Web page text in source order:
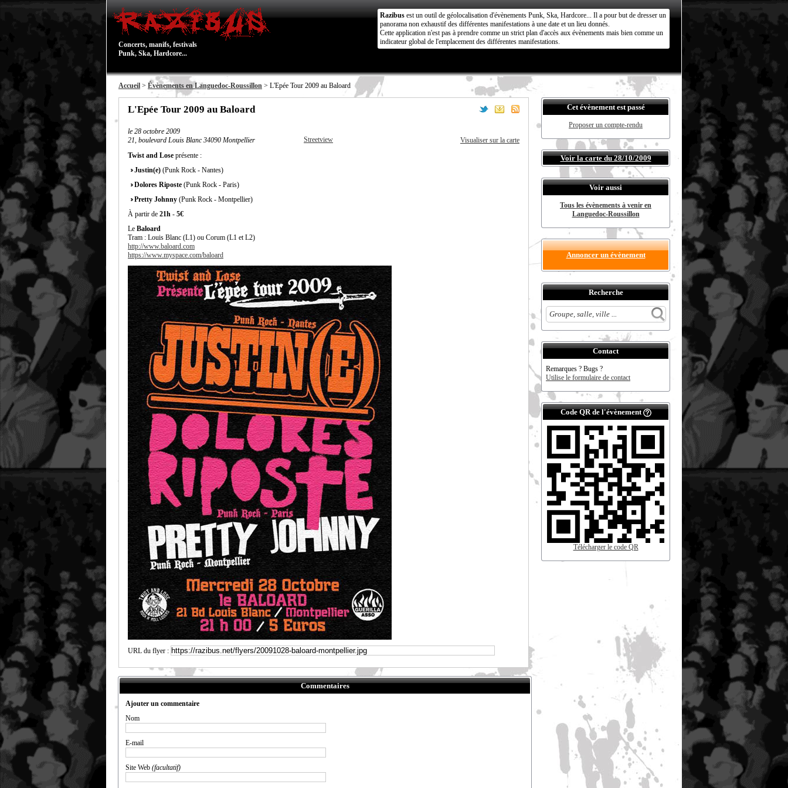
Concerts, manifs, festivals
Punk, Ska, Hardcore...
Razibus est un outil de géolocalisation d'évènements Punk, Ska, Hardcore... Il a pour but de dresser un
panorama non exhaustif des différentes manifestations à une date et un lieu donnés.
Cette application n'est pas à prendre comme un strict plan d'accès aux évènements mais bien comme un
indicateur global de l'emplacement des différentes manifestations.
Accueil > Évènements en Languedoc-Roussillon > L'Epée Tour 2009 au Baloard
L'Epée Tour 2009 au Baloard
le 28 octobre 2009
21, boulevard Louis Blanc 34090 Montpellier
Streetview
Visualiser sur la carte
Twist and Lose présente :
Justin(e) (Punk Rock - Nantes)
Dolores Riposte (Punk Rock - Paris)
Pretty Johnny (Punk Rock - Montpellier)
À partir de 21h - 5€
Le Baloard
Tram : Louis Blanc (L1) ou Corum (L1 et L2)
http://www.baloard.com
https://www.myspace.com/baloard
URL du flyer :
Commentaires
Ajouter un commentaire
Nom
E-mail
Site Web (facultatif)
Cet évènement est passé
Proposer un compte-rendu
Voir la carte du 28/10/2009
Voir aussi
Tous les évènements à venir en
Languedoc-Roussillon
Annoncer un évènement
Recherche
Contact
Remarques ? Bugs ?
Utilise le formulaire de contact
Code QR de l'évènement
Télécharger le code QR